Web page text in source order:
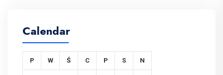
Calendar
P W Ś C P S N